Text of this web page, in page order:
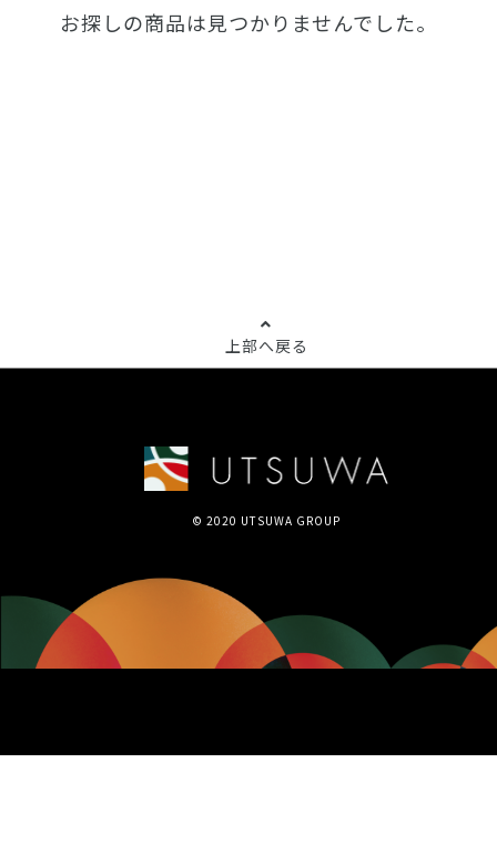
お探しの商品は見つかりませんでした。
上部へ戻る
© 2020 UTSUWA GROUP